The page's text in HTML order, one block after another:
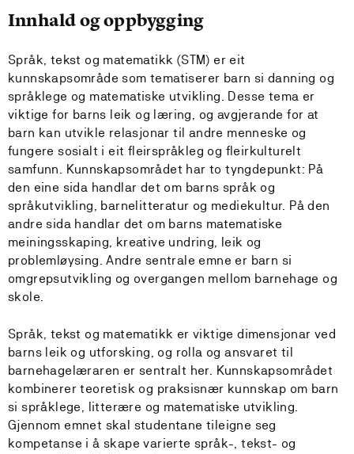
Innhald og oppbygging
Språk, tekst og matematikk (STM) er eit
kunnskapsområde som tematiserer barn si danning og
språklege og matematiske utvikling. Desse tema er
viktige for barns leik og læring, og avgjerande for at
barn kan utvikle relasjonar til andre menneske og
fungere sosialt i eit fleirspråkleg og fleirkulturelt
samfunn. Kunnskapsområdet har to tyngdepunkt: På
den eine sida handlar det om barns språk og
språkutvikling, barnelitteratur og mediekultur. På den
andre sida handlar det om barns matematiske
meiningsskaping, kreative undring, leik og
problemløysing. Andre sentrale emne er barn si
omgrepsutvikling og overgangen mellom barnehage og
skole.
Språk, tekst og matematikk er viktige dimensjonar ved
barns leik og utforsking, og rolla og ansvaret til
barnehagelæraren er sentralt her. Kunnskapsområdet
kombinerer teoretisk og praksisnær kunnskap om barn
si språklege, litterære og matematiske utvikling.
Gjennom emnet skal studentane tileigne seg
kompetanse i å skape varierte språk-, tekst- og